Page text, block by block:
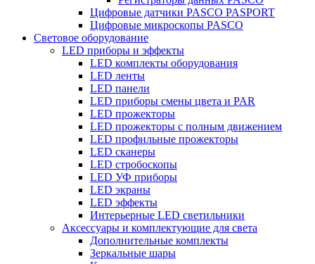
Цифровые датчики PASCO PASPORT
Цифровые микроскопы PASCO
Световое оборудование
LED приборы и эффекты
LED комплекты оборудования
LED ленты
LED панели
LED приборы смены цвета и PAR
LED прожекторы
LED прожекторы с полным движением
LED профильные прожекторы
LED сканеры
LED стробоскопы
LED УФ приборы
LED экраны
LED эффекты
Интерьерные LED светильники
Аксессуары и комплектующие для света
Дополнительные комплекты
Зеркальные шары